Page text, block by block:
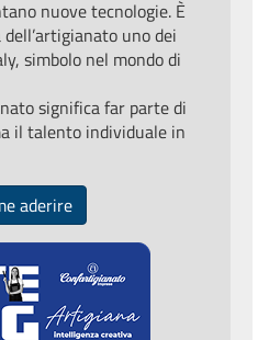
significa far parte di
il talento individuale in